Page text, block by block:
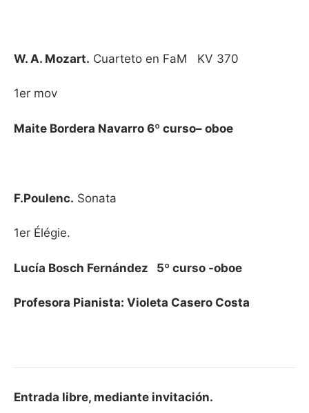
W. A. Mozart. Cuarteto en FaM KV 370
1er mov
Maite Bordera Navarro 6º curso– oboe
F.Poulenc. Sonata
1er Élégie.
Lucía Bosch Fernández 5º curso -oboe
Profesora Pianista: Violeta Casero Costa
Entrada libre, mediante invitación.